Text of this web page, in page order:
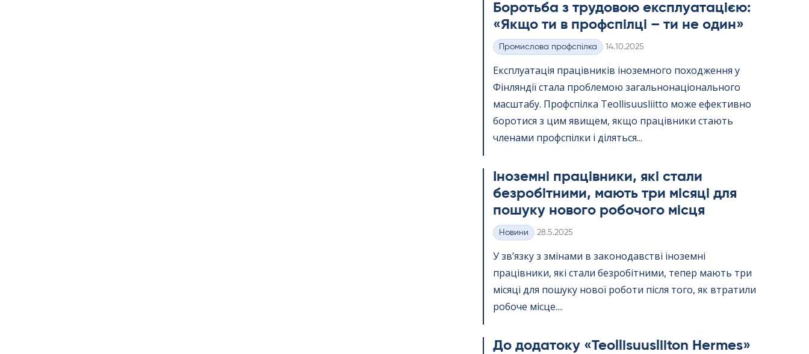
Боротьба з трудовою експлуатацією:
«Якщо ти в профспілці – ти не один»
Категорії
Промислова профспілка Kirjoitettu
14.10.2025
Експлуатація працівників іноземного походження у
Фінляндії стала проблемою загальнонаціонального
масштабу. Профспілка Teol­li­suus­liitto може ефективно
боротися з цим явищем, якщо працівники стають
членами профспілки і діляться...
Іноземні працівники, які стали
безробітними, мають три місяці для
пошуку нового робочого місця
Категорії
Новини Kirjoitettu
28.5.2025
У зв’язку з змінами в законодавстві іноземні
працівники, які стали безробітними, тепер мають три
місяці для пошуку нової роботи після того, як втратили
робоче місце....
До додатоку «Teol­li­suus­lii­ton Her­mes»